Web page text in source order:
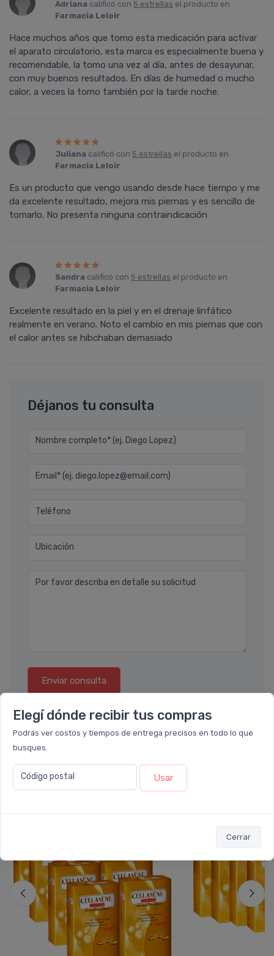
Elegí dónde recibir tus compras
Podrás ver costos y tiempos de entrega precisos en todo lo que
busques.
Código postal Usar
Cerrar
Adriana calificó con 5 estrellas el producto en
Farmacia Leloir.
Hace muchos años que tomo esta medicación para activar
el aparato circulatorio, esta marca es especialmente buena y
recomendable, la tomo una vez al día, antes de desayunar,
con muy buenos resultados. En días de humedad o mucho
calor, a veces la tomo también por la tarde noche.
Juliana calificó con 5 estrellas el producto en
Farmacia Leloir.
Es un producto que vengo usando desde hace tiempo y me
da excelente resultado, mejora mis piernas y es sencillo de
tomarlo. No presenta ninguna contraindicación
Sandra calificó con 5 estrellas el producto en
Farmacia Leloir.
Excelente resultado en la piel y en el drenaje linfático
realmente en verano. Noto el cambio en mis piernas que con
el calor antes se hibchaban demasiado
Déjanos tu consulta
Nombre completo* (ej. Diego Lopez)
Email* (ej. diego.lopez@email.com)
Teléfono
Ubicación
Por favor describa en detalle su solicitud
Enviar consulta
También te recomendamos...